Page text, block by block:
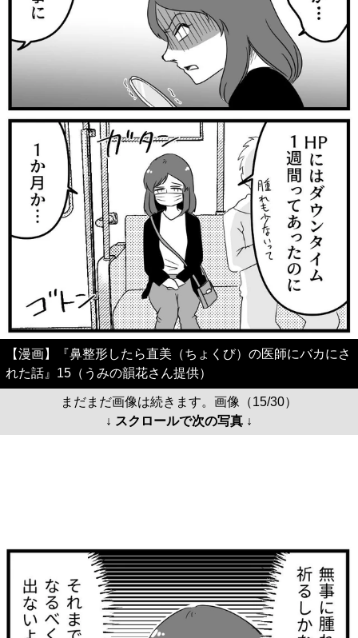
【漫画】『鼻整形したら直美（ちょくび）の医師にバカにさ
れた話』15（うみの韻花さん提供）
まだまだ画像は続きます。画像（15/30）
↓ スクロールで次の写真 ↓